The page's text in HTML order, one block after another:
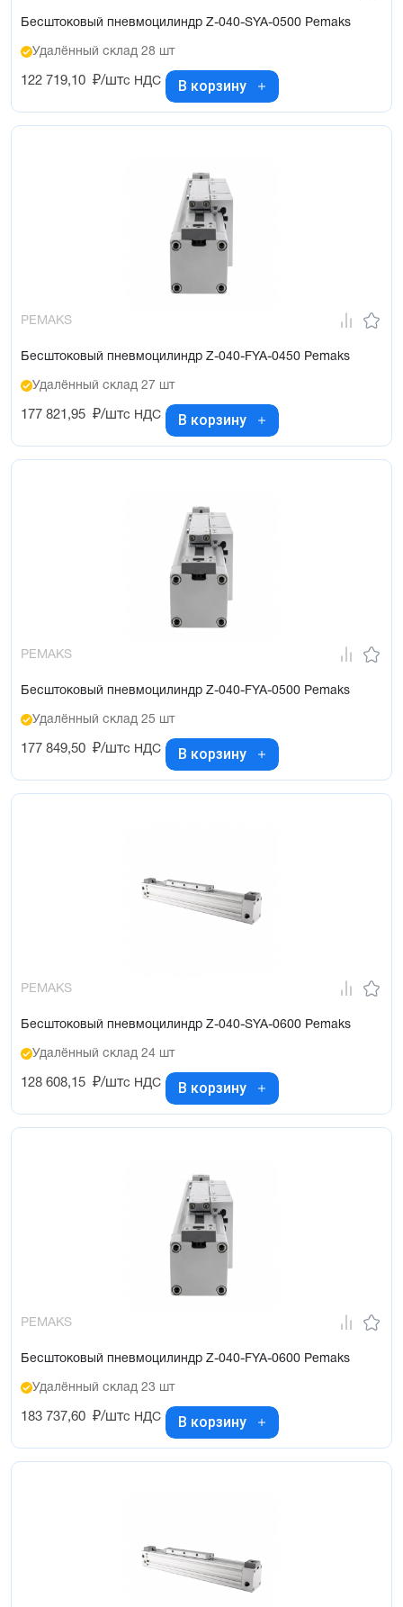
Бесштоковый пневмоцилиндр Z-040-SYA-0500 Pemaks
Удалённый склад 28 шт
122 719,10 ₽/штс НДС В корзину
PEMAKS
Бесштоковый пневмоцилиндр Z-040-FYA-0450 Pemaks
Удалённый склад 27 шт
177 821,95 ₽/штс НДС В корзину
PEMAKS
Бесштоковый пневмоцилиндр Z-040-FYA-0500 Pemaks
Удалённый склад 25 шт
177 849,50 ₽/штс НДС В корзину
PEMAKS
Бесштоковый пневмоцилиндр Z-040-SYA-0600 Pemaks
Удалённый склад 24 шт
128 608,15 ₽/штс НДС В корзину
PEMAKS
Бесштоковый пневмоцилиндр Z-040-FYA-0600 Pemaks
Удалённый склад 23 шт
183 737,60 ₽/штс НДС В корзину